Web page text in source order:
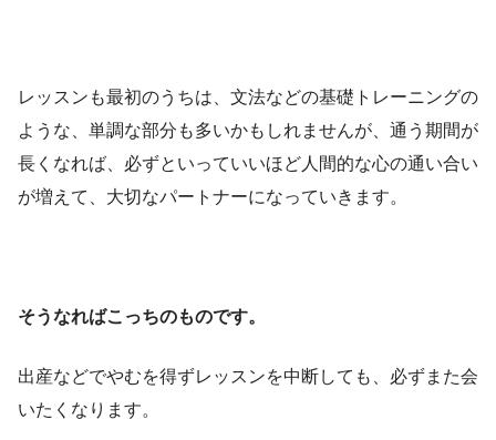
レッスンも最初のうちは、文法などの基礎トレーニングの
ような、単調な部分も多いかもしれませんが、通う期間が
長くなれば、必ずといっていいほど人間的な心の通い合い
が増えて、大切なパートナーになっていきます。
そうなればこっちのものです。
出産などでやむを得ずレッスンを中断しても、必ずまた会
いたくなります。